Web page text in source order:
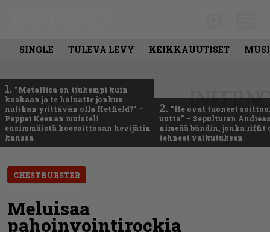
SINGLE TULEVA LEVY KEIKKAUUTISET
1. ”Metallica on tiukempi kuin
koskaan ja te haluatte jonkun
nulikan yrittävän olla Hetfield?” –
Pepper Keenan muisteli
ensimmäistä koesoittoaan hevijätin
kanssa
2. ”He ovat tuoneet
uutta” – Sepulturan
nimeää bändin, jonka riffit
tehneet vaikutuksen
CHESTBURSTER
Meluisaa
pahoinvointirockia